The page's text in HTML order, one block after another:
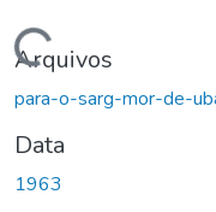
Carregando...
Arquivos
para-o-sarg-mor-de-
Data
1963